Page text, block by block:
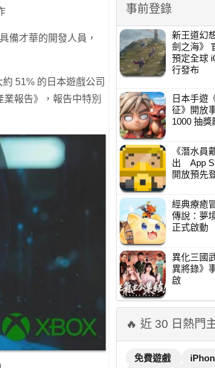
備才華的開發人員，
51% 的日本遊戲公司
報告》，報告中特別
事前登錄
新王道幻
劍之海》
預定全球
行發布
日本手遊
征》開放
1000 抽獎
《潛水員
出 App
開放預先
經典療癒
傳說：夢
正式啟動
異化三國
異將錄》
啟
🔥 近 30 日熱門
免費遊戲